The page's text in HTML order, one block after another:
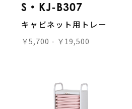
S・KJ-B307
キャビネット用トレー
￥5,700 - ￥19,500